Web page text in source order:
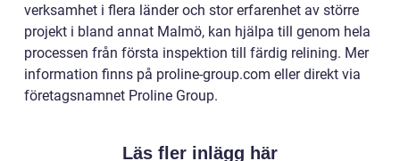
verksamhet i flera länder och stor erfarenhet av större
projekt i bland annat Malmö, kan hjälpa till genom hela
processen från första inspektion till färdig relining. Mer
information finns på proline-group.com eller direkt via
företagsnamnet Proline Group.
Läs fler inlägg här